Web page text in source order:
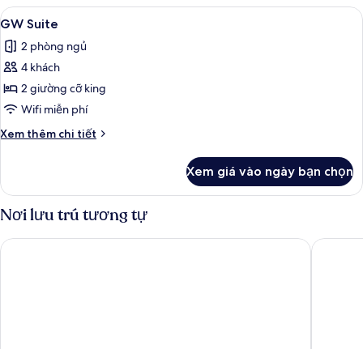
Xem
tất
cả
ảnh
GW
Suite
Buồng tắm vòi sen, đồ dùng nhà
5
GW Suite
2 phòng ngủ
4 khách
2 giường cỡ king
Wifi miễn phí
Xem thêm chi tiết
Chi
GW
Suite
Xem giá vào ngày bạn chọn
Nơi lưu trú tương tự
The Lex NYC Hyatt